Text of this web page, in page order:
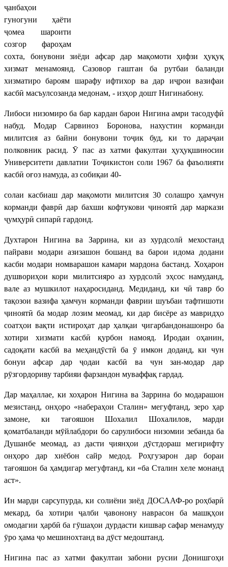
ҷанбаҳои
гуногуни ҳаёти
ҷомеа шароити
созгор фароҳам
сохта, бонувони зиёди афсар дар мақомоти ҳифзи ҳуқуқ
хизмат менамоянд. Сазовор гаштан ба рутбаи баланди
хизматиро бароям шарафу ифтихор ва дар иҷрои вазифаи
касбӣ масъулсозанда медонам, - изҳор дошт Нигинабону.
Либоси низомиро ба бар кардан барои Нигина амри тасодуфӣ
набуд. Модар Сарвиноз Боронова, нахустин корманди
милитсия аз байни бонувони тоҷик буд, ки то дараҷаи
полковник расид. Ӯ пас аз хатми факултаи ҳуҳуқшиносии
Университети давлатии Тоҷикистон соли 1967 ба фаъолияти
касбӣ оғоз намуда, аз собиқаи 40-
солаи касбиаш дар мақомоти милитсия 30 солашро ҳамчун
корманди фаврӣ дар бахши кофтукови ҷиноятӣ дар маркази
ҷумҳурӣ сипарӣ гардонд.
Духтарон Нигина ва Заррина, ки аз хурдсолӣ мехостанд
пайрави модари азизашон бошанд ва барои идома додани
касби модари номварашон камари мардона бастанд. Хоҳарон
душвориҳои кори милитсияро аз хурдсолӣ эҳсос намуданд,
вале аз мушкилот наҳаросиданд. Медиданд, ки чӣ тавр бо
тақозои вазифа ҳамчун корманди фаврии шуъбаи тафтишоти
ҷиноятӣ ба модар лозим меомад, ки дар бисёре аз мавридҳо
соатҳои вақти истироҳат дар ҳалқаи ҷигарбандонашонро ба
хотири хизмати касбӣ қурбон намояд. Иродаи оҳанин,
садоқати касбӣ ва меҳандӯстӣ ба ӯ имкон доданд, ки чун
бонуи афсар дар ҷодаи касбӣ ва чун зан-модар дар
рӯзгордориву тарбияи фарзандон муваффақ гардад.
Дар маҳаллае, ки хоҳарон Нигина ва Заррина бо модарашон
мезистанд, онҳоро «набераҳои Сталин» мегуфтанд, зеро ҳар
замоне, ки тағояшон Шохалил Шохалилов, марди
қоматбаланди мӯйлабдори бо сарулибоси низомии зебанда ба
Душанбе меомад, аз дасти ҷиянҳои дӯстдораш мегирифту
онҳоро дар хиёбон сайр медод. Роҳгузарон дар бораи
тағояшон ба ҳамдигар мегуфтанд, ки «ба Сталин хеле монанд
аст».
Ин марди сарсупурда, ки солиёни зиёд ДОСААФ-ро роҳбарӣ
мекард, ба хотири ҷалби ҷавонону наврасон ба машқҳои
омодагии ҳарбӣ ба гӯшаҳои дурдасти кишвар сафар менамуду
ӯро ҳама ҷо мешинохтанд ва дӯст медоштанд.
Нигина пас аз хатми факултаи забони русии Донишгоҳи